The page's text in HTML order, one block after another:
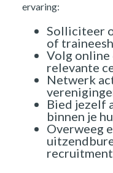
ervaring:
Solliciteer
of
Volg online
relevante
Netwerk
Bied jezelf
binnen je
Overweeg